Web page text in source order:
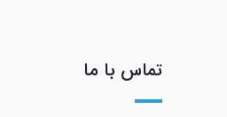
تماس با ما